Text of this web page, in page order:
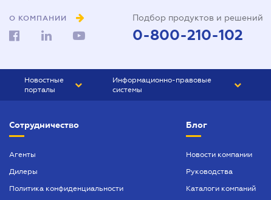
О КОМПАНИИ Подбор продуктов и решений
0-800-210-102
Новостные
порталы
БИЗНЕС
Информационно-правовые
системы
БУХГАЛТЕР ПРОФ
ЮРИСТ ПРОФ
Сотрудничество
Агенты
Дилеры
Политика конфиденциальности
Блог
Новости компании
Руководства
Каталоги компаний